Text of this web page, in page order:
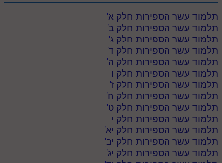
תלמוד עשר הספירות חלק א'
תלמוד עשר הספירות חלק ב'
תלמוד עשר הספירות חלק ג'
תלמוד עשר הספירות חלק ד'
תלמוד עשר הספירות חלק ה'
תלמוד עשר הספירות חלק ו'
תלמוד עשר הספירות חלק ז'
תלמוד עשר הספירות חלק ח'
תלמוד עשר הספירות חלק ט'
תלמוד עשר הספירות חלק י'
תלמוד עשר הספירות חלק יא'
תלמוד עשר הספירות חלק יב'
תלמוד עשר הספירות חלק יג'